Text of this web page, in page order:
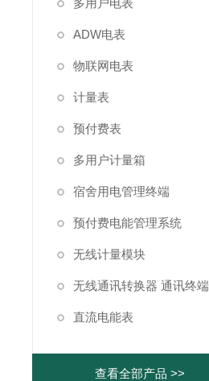
多用户电表
ADW电表
物联网电表
计量表
预付费表
多用户计量箱
宿舍用电管理终端
预付费电能管理系统
无线计量模块
无线通讯转换器 通讯终端
直流电能表
查看全部产品 >>